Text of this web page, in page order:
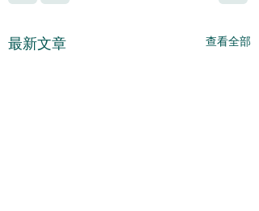
最新文章 查看全部